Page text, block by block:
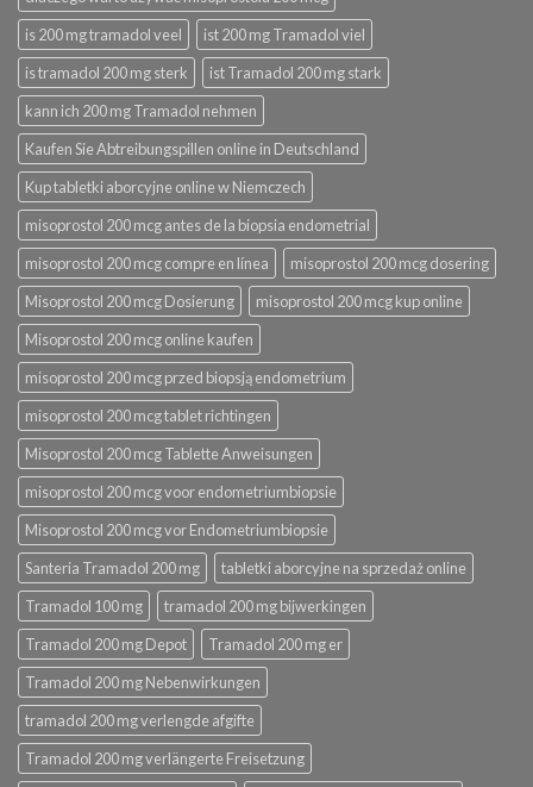
is 200 mg tramadol veel
ist 200 mg Tramadol viel
is tramadol 200 mg sterk
ist Tramadol 200 mg stark
kann ich 200 mg Tramadol nehmen
Kaufen Sie Abtreibungspillen online in Deutschland
Kup tabletki aborcyjne online w Niemczech
misoprostol 200 mcg antes de la biopsia endometrial
misoprostol 200 mcg compre en línea
misoprostol 200 mcg dosering
Misoprostol 200 mcg Dosierung
misoprostol 200 mcg kup online
Misoprostol 200 mcg online kaufen
misoprostol 200 mcg przed biopsją endometrium
misoprostol 200 mcg tablet richtingen
Misoprostol 200 mcg Tablette Anweisungen
misoprostol 200 mcg voor endometriumbiopsie
Misoprostol 200 mcg vor Endometriumbiopsie
Santeria Tramadol 200 mg
tabletki aborcyjne na sprzedaż online
Tramadol 100 mg
tramadol 200 mg bijwerkingen
Tramadol 200 mg Depot
Tramadol 200 mg er
Tramadol 200 mg Nebenwirkungen
tramadol 200 mg verlengde afgifte
Tramadol 200 mg verlängerte Freisetzung